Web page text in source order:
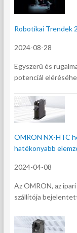
Robotikai Trendek
2024-08-28
Egyszerű és
potenciál
OMRON NX-HTC
hatékonyabb
2024-04-08
Az OMRON, az
szállítója